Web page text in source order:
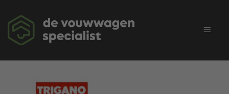
naar
inhoud